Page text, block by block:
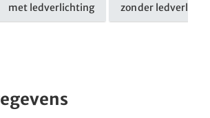
met ledverlichting zonder